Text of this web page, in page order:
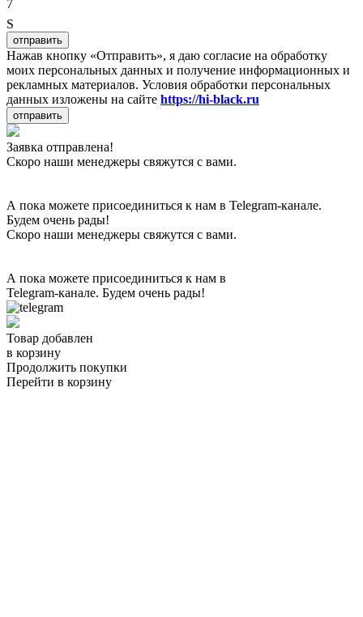
7
S
отправить
Нажав кнопку «Отправить», я даю согласие на обработку
моих персональных данных и получение информационных и
рекламных материалов. Условия обработки персональных
данных изложены на сайте https://hi-black.ru
отправить
Заявка отправлена!
Скоро наши менеджеры свяжутся с вами.
А пока можете присоединиться к нам в Telegram-канале.
Будем очень рады!
Скоро наши менеджеры свяжутся с вами.
А пока можете присоединиться к нам в
Telegram-канале. Будем очень рады!
Товар добавлен
в корзину
Продолжить покупки
Перейти в корзину